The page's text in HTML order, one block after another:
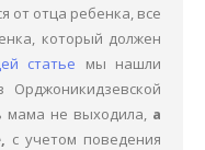
от отца ребенка, все
который должен
статье мы нашли
мама не выходила, а
с учетом поведения